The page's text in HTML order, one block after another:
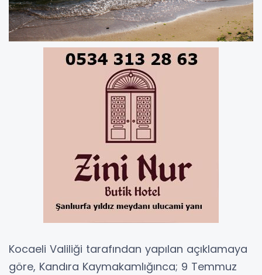
Kocaeli Valiliği tarafından yapılan açıklamaya
göre, Kandıra Kaymakamlığınca; 9 Temmuz